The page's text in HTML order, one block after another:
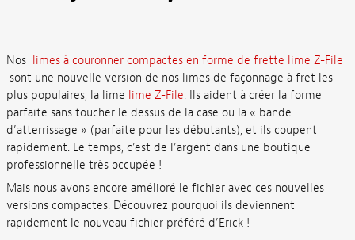
Nos limes à couronner compactes en forme de frette lime Z-File
sont une nouvelle version de nos limes de façonnage à fret les
plus populaires, la lime lime Z-File. Ils aident à créer la forme
parfaite sans toucher le dessus de la case ou la « bande
d’atterrissage » (parfaite pour les débutants), et ils coupent
rapidement. Le temps, c’est de l’argent dans une boutique
professionnelle très occupée !
Mais nous avons encore amélioré le fichier avec ces nouvelles
versions compactes. Découvrez pourquoi ils deviennent
rapidement le nouveau fichier préféré d’Erick !